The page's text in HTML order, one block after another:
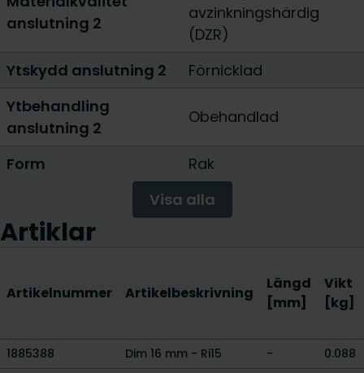
anslutning 2
avzinkningshärdig
(DZR)
Ytskydd anslutning 2
Förnicklad
Ytbehandling
anslutning 2
Obehandlad
Form
Rak
Visa alla
Artiklar
Artikelnummer Artikelbeskrivning
Längd
[mm]
Vikt
[kg]
1885388 Dim 16 mm - Ri15 -
0.088